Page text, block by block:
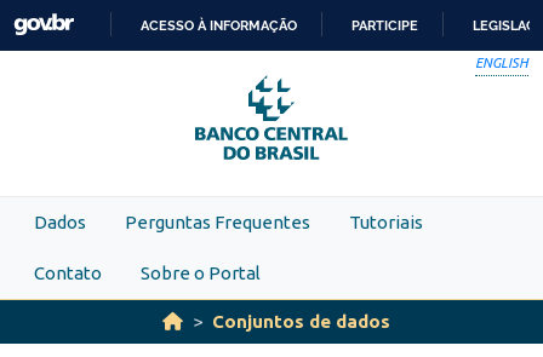
Skip to main content
PARA
O
CONTEÚDO
ACESSO À INFORMAÇÃO PARTICIPE
ENGLISH
Dados Perguntas Frequentes Tutoriais
Contato Sobre o Portal
Conjuntos de dados